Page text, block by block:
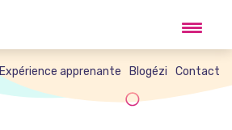
Expérience apprenante Blogézi Contact